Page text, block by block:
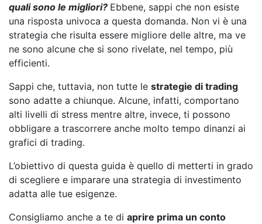
quali sono le migliori? Ebbene, sappi che non esiste
una risposta univoca a questa domanda. Non vi è una
strategia che risulta essere migliore delle altre, ma ve
ne sono alcune che si sono rivelate, nel tempo, più
efficienti.
Sappi che, tuttavia, non tutte le strategie di trading
sono adatte a chiunque. Alcune, infatti, comportano
alti livelli di stress mentre altre, invece, ti possono
obbligare a trascorrere anche molto tempo dinanzi ai
grafici di trading.
L’obiettivo di questa guida è quello di metterti in grado
di scegliere e imparare una strategia di investimento
adatta alle tue esigenze.
Consigliamo anche a te di aprire prima un conto